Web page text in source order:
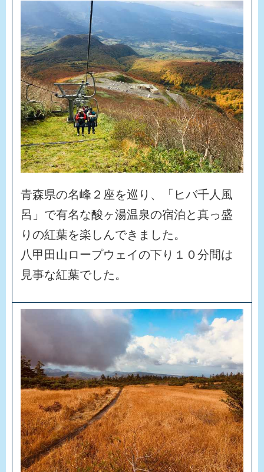
青森県の名峰 ２ 座を巡 り 、 「 ヒバ千人 風
呂 」 で有名な酸ヶ湯温泉の宿泊と真っ盛
り の紅葉を楽 し んでき ま した。
八甲 田 山 ロープウ ェ イの下り １ ０分間は
見事な紅葉でした。